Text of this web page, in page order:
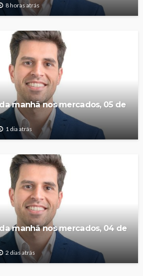
8 horas atrás
manhã nos mercados, 05 de
1 dia atrás
manhã nos mercados, 04 de
2 dias atrás